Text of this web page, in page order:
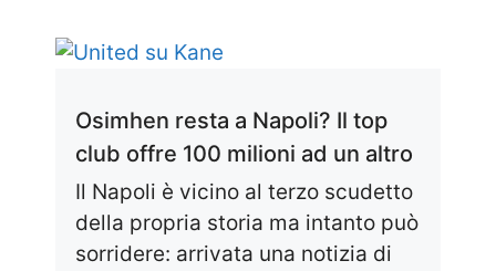
Osimhen resta a Napoli? Il top
club offre 100 milioni ad un altro
Il Napoli è vicino al terzo scudetto
della propria storia ma intanto può
sorridere: arrivata una notizia di